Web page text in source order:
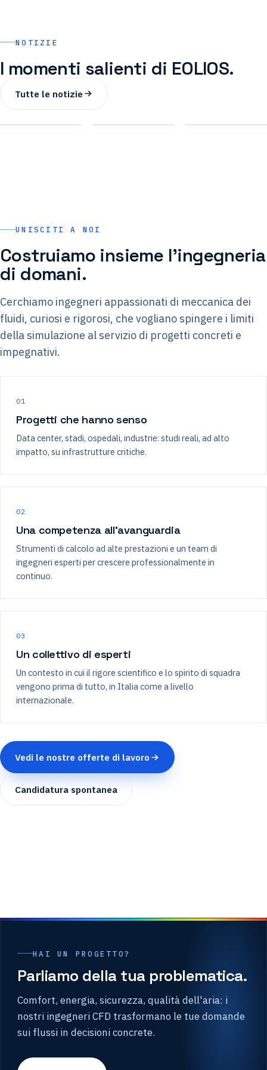
NOTIZIE
I momenti salienti di EOLIOS.
Tutte le notizie
Salone del
2024 — stand
H90
EOLIOS
sulla
rivista
EOLIOS
UNISCITI A NOI
Costruiamo insieme l'ingegneria
di domani.
Cerchiamo ingegneri appassionati di meccanica dei
fluidi, curiosi e rigorosi, che vogliano spingere i limiti
della simulazione al servizio di progetti concreti e
impegnativi.
01
Progetti che hanno senso
Data center, stadi, ospedali, industrie: studi reali, ad alto
impatto, su infrastrutture critiche.
02
Una competenza all'avanguardia
Strumenti di calcolo ad alte prestazioni e un team di
ingegneri esperti per crescere professionalmente in
continuo.
03
Un collettivo di esperti
Un contesto in cui il rigore scientifico e lo spirito di squadra
vengono prima di tutto, in Italia come a livello
internazionale.
Vedi le nostre offerte di lavoro
Candidatura spontanea
HAI UN PROGETTO?
Parliamo della tua problematica.
Comfort, energia, sicurezza, qualità dell'aria: i
nostri ingegneri CFD trasformano le tue domande
sui flussi in decisioni concrete.